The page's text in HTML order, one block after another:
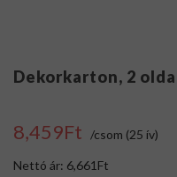
Dekorkarton, 2
8,459Ft /csom (25 ív)
Nettó ár: 6,661Ft